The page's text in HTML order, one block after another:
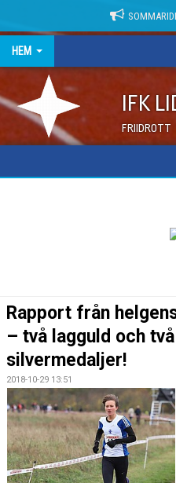
HEM
IFK
FRIIDROTT
Rapport från
– två lagguld och
silvermedaljer!
2018-10-29 13:51